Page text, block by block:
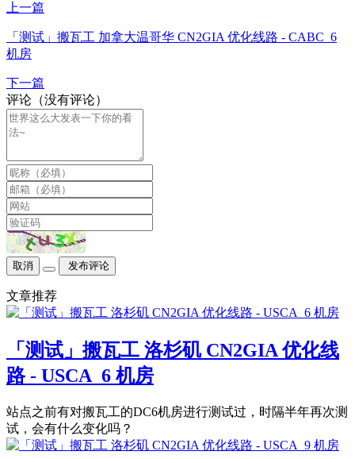
上一篇
「测试」搬瓦工 加拿大温哥华 CN2GIA 优化线路 - CABC_6
机房
下一篇
评论（没有评论）
取消 发布评论
文章推荐
「测试」搬瓦工 洛杉矶 CN2GIA 优化线
路 - USCA_6 机房
站点之前有对搬瓦工的DC6机房进行测试过，时隔半年再次测
试，会有什么变化吗？